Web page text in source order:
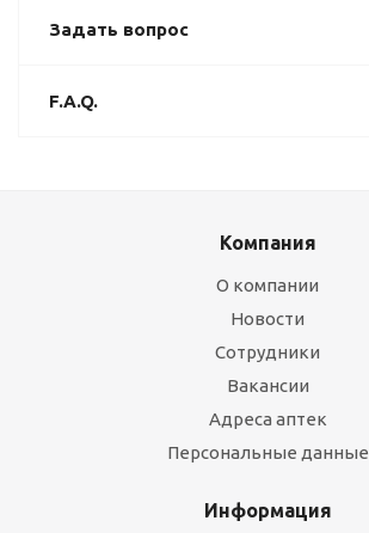
Задать вопрос
F.A.Q.
Компания
О компании
Новости
Сотрудники
Вакансии
Адреса аптек
Персональные данные
Информация